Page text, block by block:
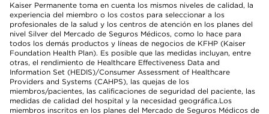
Kaiser Permanente toma en cuenta los mismos niveles de calidad, la
experiencia del miembro o los costos para seleccionar a los
profesionales de la salud y los centros de atención en los planes del
nivel Silver del Mercado de Seguros Médicos, como lo hace para
todos los demás productos y líneas de negocios de KFHP (Kaiser
Foundation Health Plan). Es posible que las medidas incluyan, entre
otras, el rendimiento de Healthcare Effectiveness Data and
Information Set (HEDIS)/Consumer Assessment of Healthcare
Providers and Systems (CAHPS), las quejas de los
miembros/pacientes, las calificaciones de seguridad del paciente, las
medidas de calidad del hospital y la necesidad geográfica.Los
miembros inscritos en los planes del Mercado de Seguros Médicos de